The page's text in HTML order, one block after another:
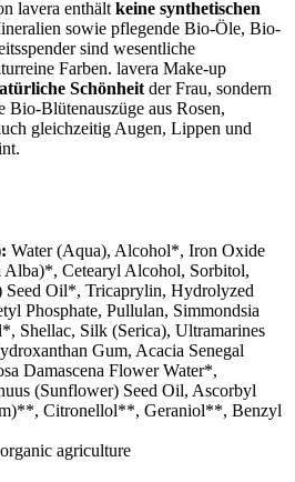
lavera enthält keine synthetischen
sowie pflegende Bio-Öle, Bio-
sind wesentliche
Farben. lavera Make-up
Schönheit der Frau, sondern
Blütenauszüge aus Rosen,
gleichzeitig Augen, Lippen und
Water (Aqua), Alcohol*, Iron Oxide
Alba)*, Cetearyl Alcohol, Sorbitol,
Seed Oil*, Tricaprylin, Hydrolyzed
Phosphate, Pullulan, Simmondsia
Shellac, Silk (Serica), Ultramarines
Gum, Acacia Senegal
Damascena Flower Water*,
(Sunflower) Seed Oil, Ascorbyl
Citronellol**, Geraniol**, Benzyl
agriculture